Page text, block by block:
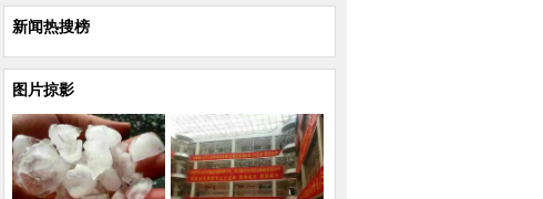
新闻热搜榜
图片掠影